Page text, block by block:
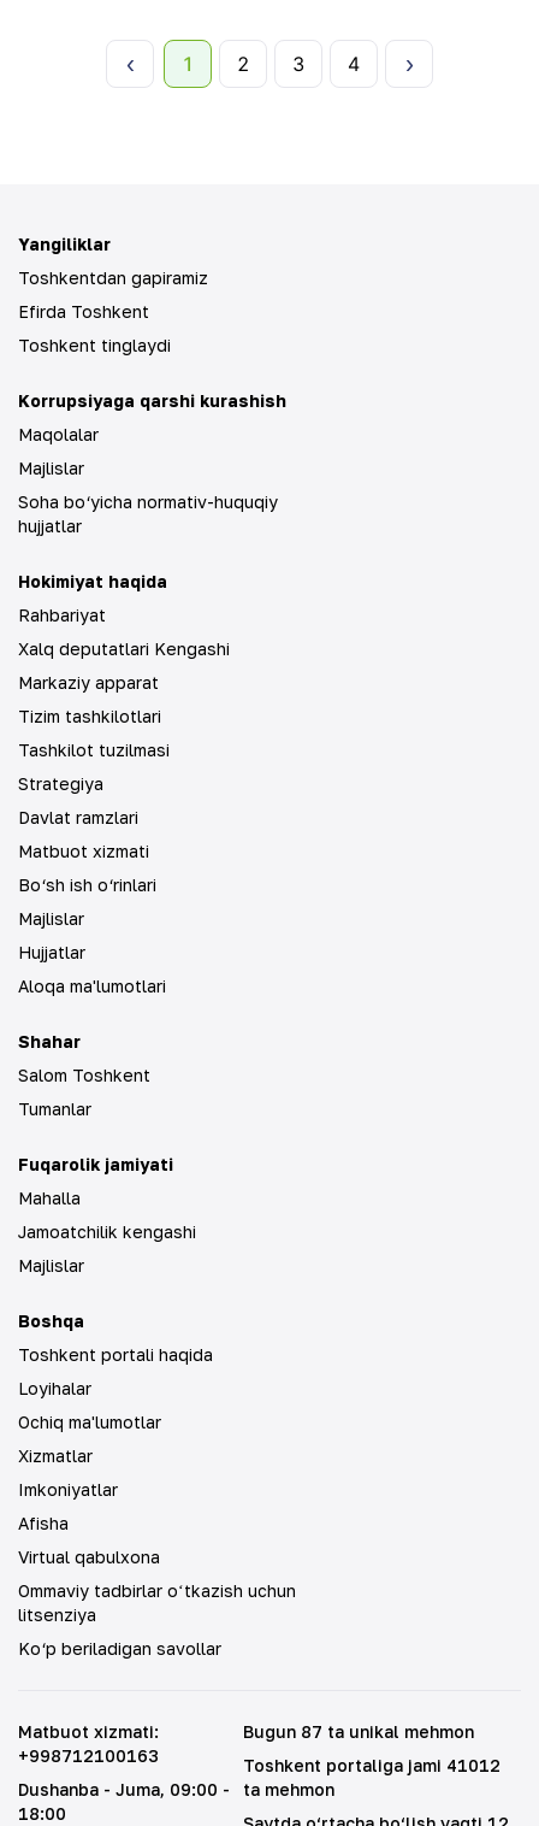
1 2 3 4
Yangiliklar
Toshkentdan gapiramiz
Efirda Toshkent
Toshkent tinglaydi
Korrupsiyaga qarshi kurashish
Maqolalar
Majlislar
Soha bo‘yicha normativ-huquqiy
hujjatlar
Hokimiyat haqida
Rahbariyat
Xalq deputatlari Kengashi
Markaziy apparat
Tizim tashkilotlari
Tashkilot tuzilmasi
Strategiya
Davlat ramzlari
Matbuot xizmati
Bo‘sh ish o‘rinlari
Majlislar
Hujjatlar
Aloqa ma'lumotlari
Shahar
Salom Toshkent
Tumanlar
Fuqarolik jamiyati
Mahalla
Jamoatchilik kengashi
Majlislar
Boshqa
Toshkent portali haqida
Loyihalar
Ochiq ma'lumotlar
Xizmatlar
Imkoniyatlar
Afisha
Virtual qabulxona
Ommaviy tadbirlar oʻtkazish uchun
litsenziya
Ko‘p beriladigan savollar
Matbuot xizmati:
+998712100163
Dushanba - Juma, 09:00 -
18:00
Bugun 87 ta unikal mehmon
Toshkent portaliga jami 41012
ta mehmon